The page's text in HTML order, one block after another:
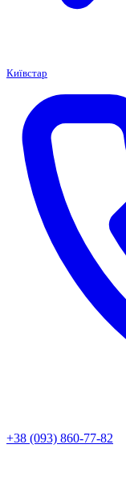
Київстар
+38 (093) 860-77-82